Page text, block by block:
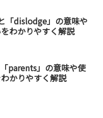
「dislodge」の意味や
わかりやすく解説
parents」の意味や使
かりやすく解説